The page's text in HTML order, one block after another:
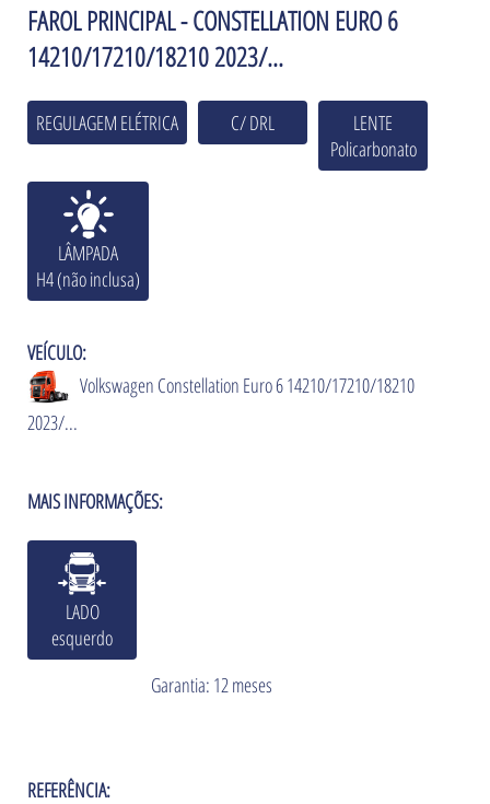
FAROL PRINCIPAL - CONSTELLATION EURO 6
14210/17210/18210 2023/...
REGULAGEM ELÉTRICA C/ DRL
LENTE
Policarbonato
LÂMPADA
H4 (não inclusa)
VEÍCULO:
Volkswagen Constellation Euro 6 14210/17210/18210
2023/...
MAIS INFORMAÇÕES:
LADO
esquerdo
Garantia: 12 meses
REFERÊNCIA: